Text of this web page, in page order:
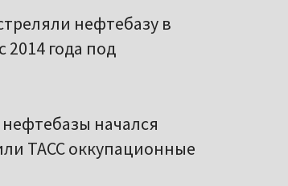
нефтебазу в
2014 года под
начался
ТАСС оккупационные